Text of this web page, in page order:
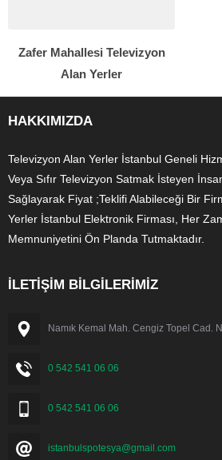
Zafer Mahallesi Televizyon
Alan Yerler
HAKKIMIZDA
Televizyon Alan Yerler İstanbul Geneli
Veya Sıfır Televizyon Satmak İsteyen
Sağlayarak Fiyat ;Teklifi Alabileceği Bir
Yerler İstanbul Elektronik Firması, Her
Memnuniyetini Ön Planda Tutmaktadır.
İLETİŞİM BİLGİLERİMİZ
Namık Kemal Mah. Cengiz Topel Cad.
0 542 541 06 06
0 542 541 06 06
istanbulspotesya@gmail.com